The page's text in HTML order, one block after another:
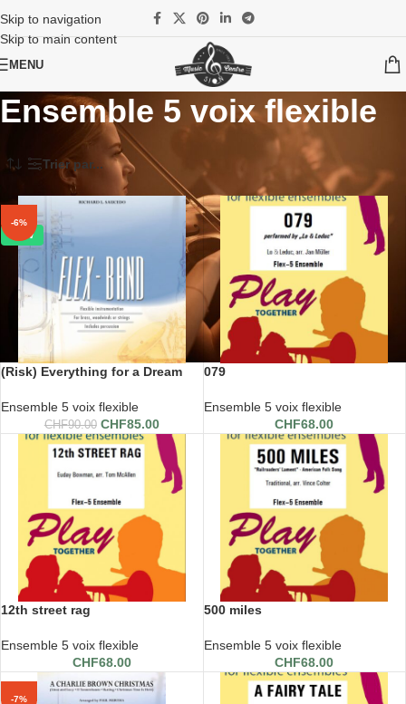
Skip to navigation
Skip to main content
MENU
Ensemble 5 voix flexible
Partitions Flex ensemble
Ensemble 5 voix flexible
Trier par...
NEW
-6%
(Risk) Everything for a Dream
Ensemble 5 voix flexible
CHF90.00 CHF85.00
079
Ensemble 5 voix flexible
CHF68.00
12th street rag
Ensemble 5 voix flexible
CHF68.00
500 miles
Ensemble 5 voix flexible
CHF68.00
-7%